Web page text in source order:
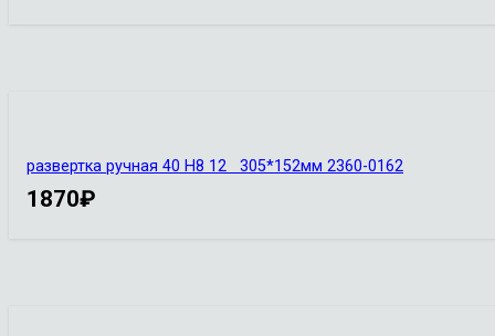
развертка ручная 40 Н8 12 305*152мм 2360-0162
1870₽